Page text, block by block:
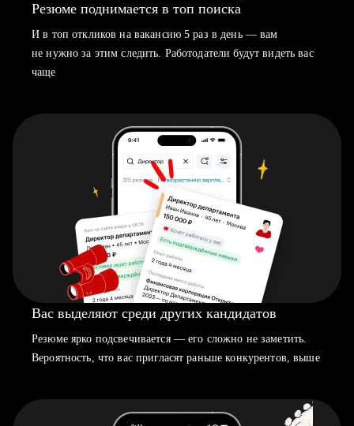
Резюме поднимается в топ поиска
И в топ откликов на вакансию 5 раз в день — вам
не нужно за этим следить. Работодатели будут видеть вас
чаще
Вас выделяют среди других кандидатов
Резюме ярко подсвечивается — его сложно не заметить.
Вероятность, что вас пригласят раньше конкурентов, выше